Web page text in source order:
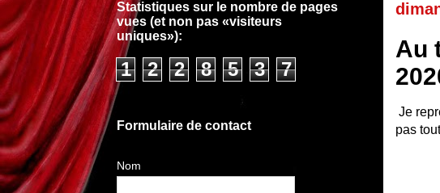
Au
Je
pas
Statistiques sur le nombre de pages
vues (et non pas «visiteurs
uniques»):
1 2 2 8 5 3 7
Formulaire de contact
Nom